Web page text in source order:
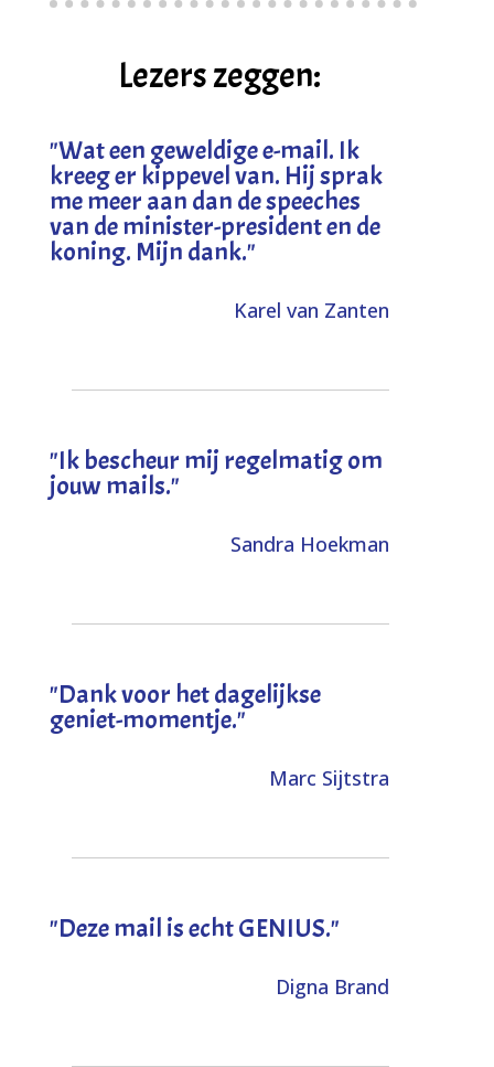
Lezers zeggen:
"Wat een geweldige e-mail. Ik
kreeg er kippevel van. Hij sprak
me meer aan dan de speeches
van de minister-president en de
koning. Mijn dank."
Karel van Zanten
"Ik bescheur mij regelmatig om
jouw mails."
Sandra Hoekman
"Dank voor het dagelijkse
geniet-momentje."
Marc Sijtstra
"Deze mail is echt GENIUS."
Digna Brand